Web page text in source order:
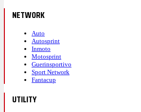
NETWORK
Auto
Autosprint
Inmoto
Motosprint
Guerinsportivo
Sport Network
Fantacup
UTILITY